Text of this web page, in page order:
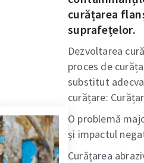
curățarea
suprafețelor.
Dezvoltarea
proces de
substitut
curățare:
O problemă
și impactul
Curățarea